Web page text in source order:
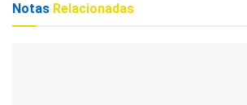
Notas Relacionadas